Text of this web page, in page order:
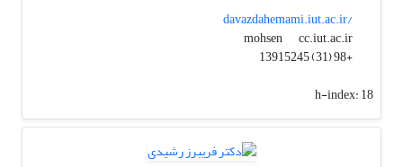
davazdahemami.iut.ac.ir/
mohsen
cc.iut.ac.ir
+98 (31) 13915245
h-index:18